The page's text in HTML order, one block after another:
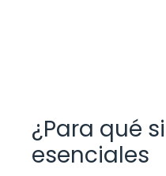
¿Para qué
esenciales